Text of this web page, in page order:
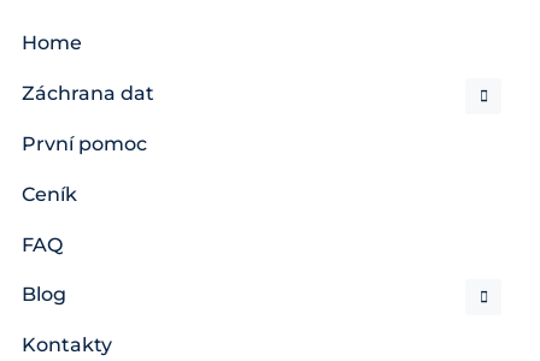
Home
Záchrana dat
První pomoc
Ceník
FAQ
Blog
Kontakty